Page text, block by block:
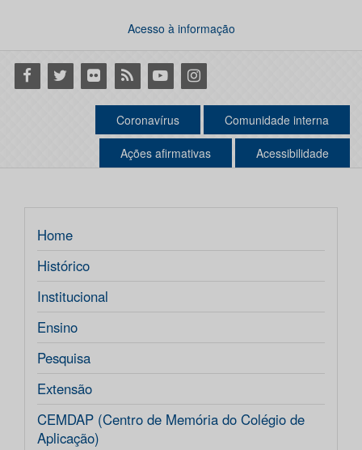
Acesso à informação
Facebook
Twitter Flickr RSS YoutubeInstagram
Coronavírus Comunidade interna
Ações afirmativas Acessibilidade
Home
Histórico
Institucional
Ensino
Pesquisa
Extensão
CEMDAP (Centro de Memória do Colégio de
Aplicação)